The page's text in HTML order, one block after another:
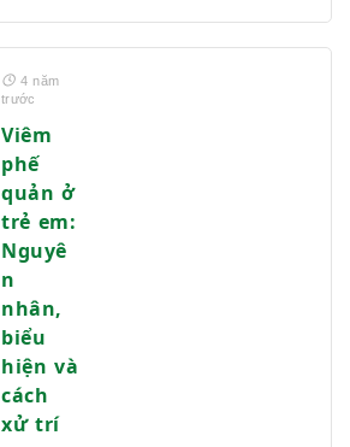
4 năm
trước
Viêm
phế
quản ở
trẻ em:
Nguyê
n
nhân,
biểu
hiện và
cách
xử trí